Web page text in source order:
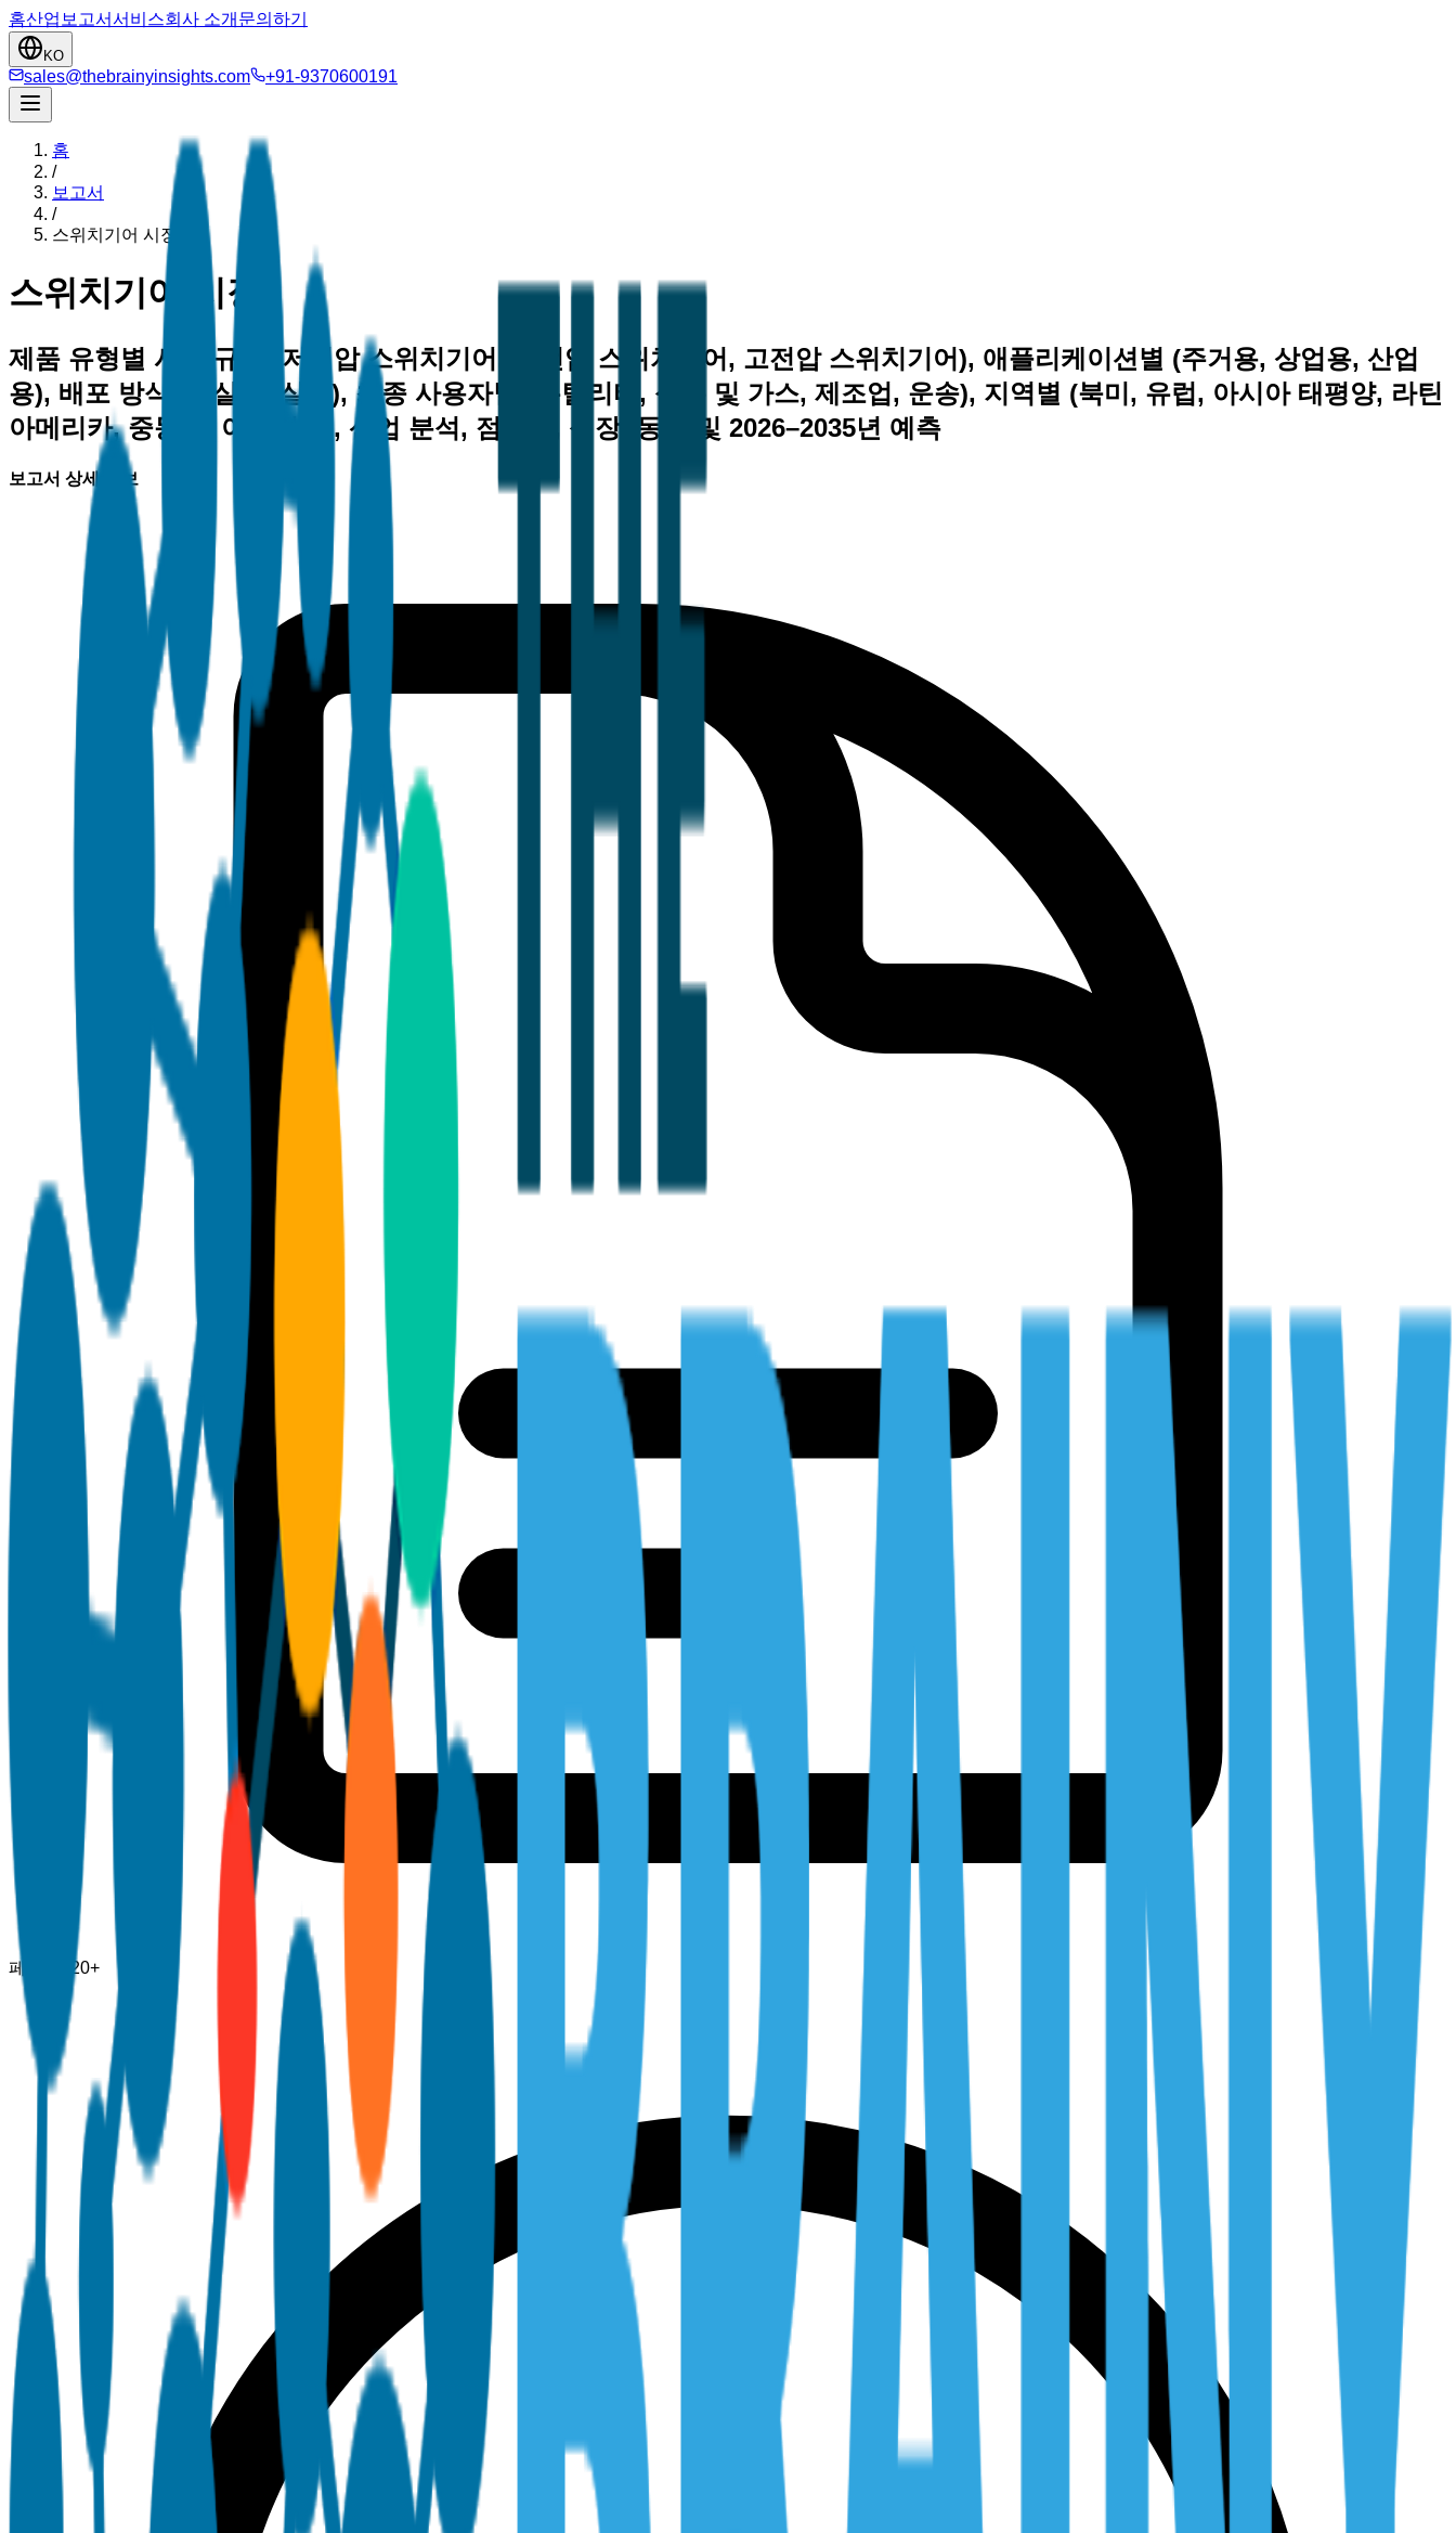
홈산업 보고서서비스회사 소개 문의하기
KO
sales@thebrainyinsights.com +91-9370600191
홈
/
보고서
/
스위치기어 시장
스위치기어 시장
제품 유형별 시장 규모 (저전압 스위치기어, 중전압 스위치기어, 고전압 스위치기어), 애플리케이션별 (주거용, 상업용, 산업
용), 배포 방식별 (실내, 실외), 최종 사용자별 (유틸리티, 석유 및 가스, 제조업, 운송), 지역별 (북미, 유럽, 아시아 태평양, 라틴
아메리카, 중동 및 아프리카), 산업 분석, 점유율, 성장, 동향 및 2026–2035년 예측
보고서 상세 정보
페이지 120+